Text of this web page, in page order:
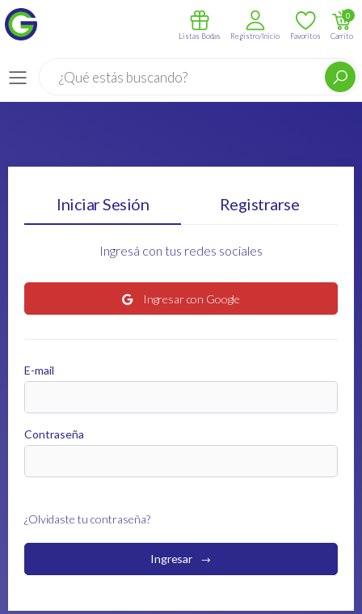
Menú
Listas Bodas Registro/Inicio Favoritos Carrito
0
Iniciar Sesión Registrarse
Ingresá con tus redes sociales
Ingresar con Google
E-mail
Contraseña
Ingresar
¿Olvidaste tu contraseña?